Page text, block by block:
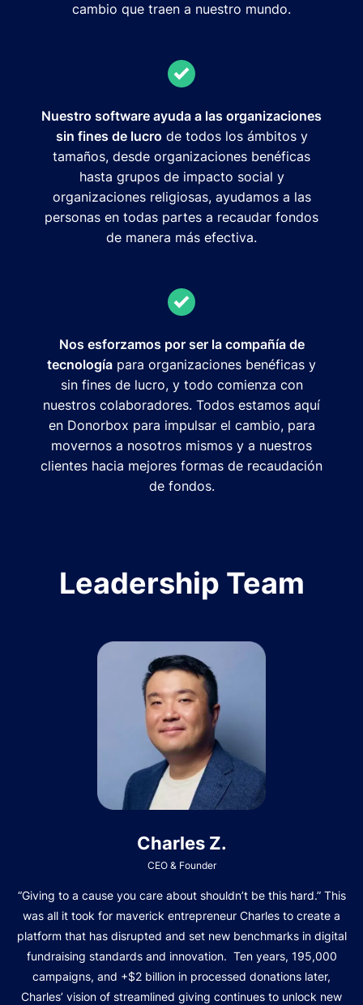
cambio que traen a nuestro mundo.
Nuestro software ayuda a las organizaciones
sin fines de lucro de todos los ámbitos y
tamaños, desde organizaciones benéficas
hasta grupos de impacto social y
organizaciones religiosas, ayudamos a las
personas en todas partes a recaudar fondos
de manera más efectiva.
Nos esforzamos por ser la compañía de
tecnología para organizaciones benéficas y
sin fines de lucro, y todo comienza con
nuestros colaboradores. Todos estamos aquí
en Donorbox para impulsar el cambio, para
movernos a nosotros mismos y a nuestros
clientes hacia mejores formas de recaudación
de fondos.
Leadership Team
Charles Z.
CEO & Founder
“Giving to a cause you care about shouldn’t be this hard.” This
was all it took for maverick entrepreneur Charles to create a
platform that has disrupted and set new benchmarks in digital
fundraising standards and innovation. Ten years, 195,000
campaigns, and +$2 billion in processed donations later,
Charles’ vision of streamlined giving continues to unlock new